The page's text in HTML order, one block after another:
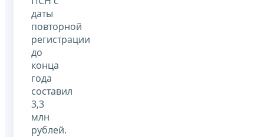
даты
повторной
регистрации
до
конца
года
составил
3,3
млн
рублей.